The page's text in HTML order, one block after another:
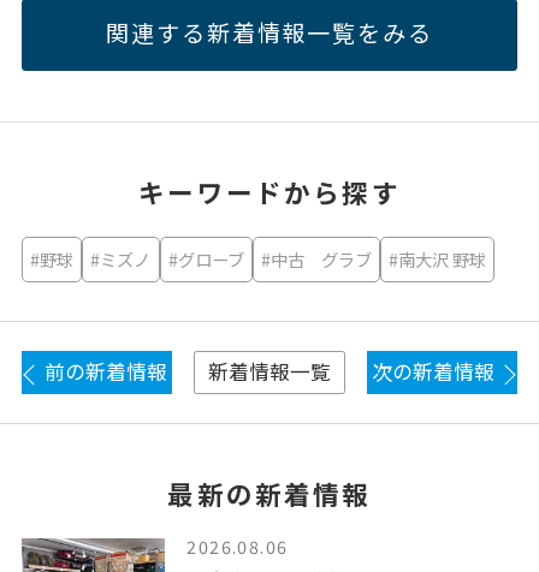
見直し品特集！関連する新着情報一覧をみる
キーワードから探す
#野球 #ミズノ #グローブ #中古 グラブ #南大沢 野球
前の新着情報 新着情報一覧 次の新着情報
最新の新着情報
2026.08.06